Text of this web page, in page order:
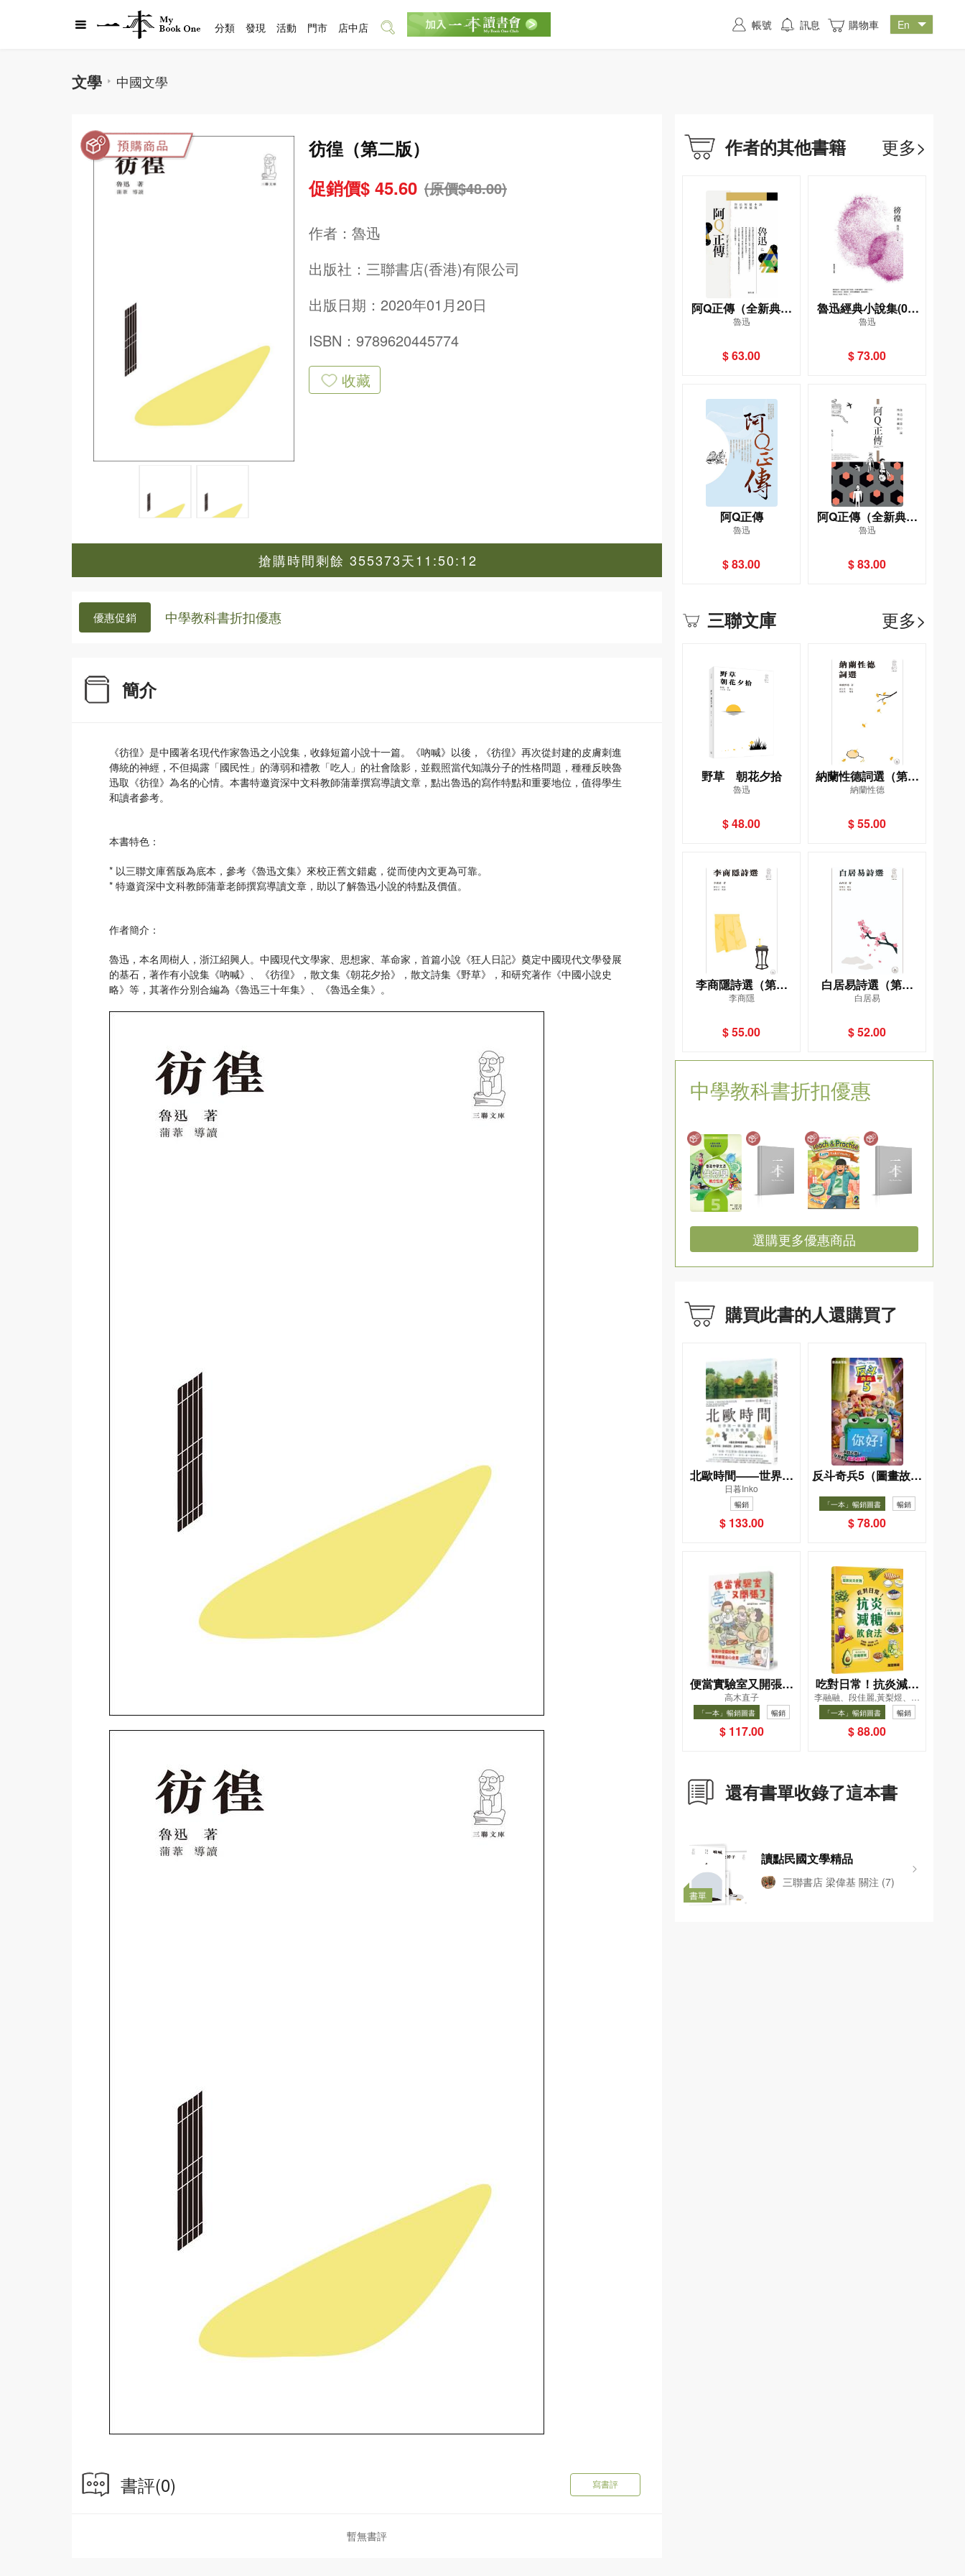
文學 中國文學
彷徨（第二版）
促銷價$ 45.60 (原價$48.00)
作者： 魯迅
出版社： 三聯書店(香港)有限公司
出版日期：2020年01月20日
ISBN：9789620445774
收藏
搶購時間剩餘 355373天11:50:11
優惠促銷 中學教科書折扣優惠
簡介
《彷徨》是中國著名現代作家魯迅之小說集，收錄短篇小說十一篇。《吶喊》以後，《彷徨》再次從封建的皮膚刺進
傳統的神經，不但揭露「國民性」的薄弱和禮教「吃人」的社會陰影，並觀照當代知識分子的性格問題，種種反映魯
迅取《彷徨》為名的心情。本書特邀資深中文科教師蒲葦撰寫導讀文章，點出魯迅的寫作特點和重要地位，值得學生
和讀者參考。
本書特色：
* 以三聯文庫舊版為底本，參考《魯迅文集》來校正舊文錯處，從而使內文更為可靠。
* 特邀資深中文科教師蒲葦老師撰寫導讀文章，助以了解魯迅小說的特點及價值。
作者簡介：
魯迅，本名周樹人，浙江紹興人。中國現代文學家、思想家、革命家，首篇小說《狂人日記》奠定中國現代文學發展
的基石，著作有小說集《吶喊》、《彷徨》，散文集《朝花夕拾》，散文詩集《野草》，和研究著作《中國小說史
略》等，其著作分別合編為《魯迅三十年集》、《魯迅全集》。
書評(0) 寫書評
暫無書評
作者的其他書籍 更多>
阿Q正傳（全新典藏
版）
魯迅
$ 63.00
魯迅經典小說集(02)
－－徬徨
魯迅
$ 73.00
阿Q正傳
魯迅
$ 83.00
阿Q正傳（全新典藏
版）
魯迅
$ 83.00
三聯文庫 更多>
野草 朝花夕拾
魯迅
$ 48.00
納蘭性德詞選（第二
版）
納蘭性德
$ 55.00
李商隱詩選（第二
版）
李商隱
$ 55.00
白居易詩選（第二
版）
白居易
$ 52.00
中學教科書折扣優惠
選購更多優惠商品
購買此書的人還購買了
北歐時間——世界第
一幸福國度教會我的
事
日暮Inko
暢銷
$ 133.00
反斗奇兵5（圖畫故事
版）
「一本」暢銷圖書 暢銷
$ 78.00
便當實驗室又開張了
——日日和特別日的
菜單挑戰記
高木直子
「一本」暢銷圖書 暢銷
$ 117.00
吃對日常！抗炎減糖
飲食法
李融融、段佳麗,黃梨煜、顧
凱辰
「一本」暢銷圖書 暢銷
$ 88.00
還有書單收錄了這本書
書單
讀點民國文學精品
三聯書店 梁偉基 關注 (7)
分類 發現 活動 門市 店中店 帳號 訊息 購物車